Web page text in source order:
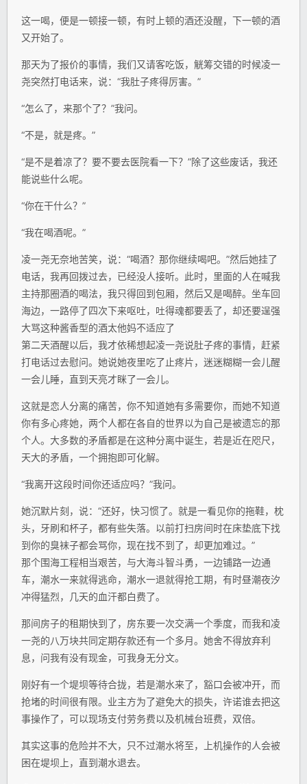
这一喝，便是一顿接一顿，有时上顿的酒还没醒，下一顿的酒
又开始了。
那天为了报价的事情，我们又请客吃饭，觥筹交错的时候凌一
尧突然打电话来，说：“我肚子疼得厉害。”
“怎么了，来那个了？”我问。
“不是，就是疼。”
“是不是着凉了？要不要去医院看一下？”除了这些废话，我还
能说些什么呢。
“你在干什么？”
“我在喝酒呢。”
凌一尧无奈地苦笑，说：“喝酒？那你继续喝吧。”然后她挂了
电话，我再回拨过去，已经没人接听。此时，里面的人在喊我
主持那圈酒的喝法，我只得回到包厢，然后又是喝醉。坐车回
海边，一路停了四次下来呕吐，吐得魂都要丢了，却还要逞强
大骂这种酱香型的酒太他妈不适应了
第二天酒醒以后，我才依稀想起凌一尧说肚子疼的事情，赶紧
打电话过去慰问。她说她夜里吃了止疼片，迷迷糊糊一会儿醒
一会儿睡，直到天亮才眯了一会儿。
这就是恋人分离的痛苦，你不知道她有多需要你，而她不知道
你有多心疼她，两个人都在各自的世界以为自己是被遗忘的那
个人。大多数的矛盾都是在这种分离中诞生，若是近在咫尺，
天大的矛盾，一个拥抱即可化解。
“我离开这段时间你还适应吗？”我问。
她沉默片刻，说：“还好，快习惯了。就是一看见你的拖鞋，枕
头，牙刷和杯子，都有些失落。以前打扫房间时在床垫底下找
到你的臭袜子都会骂你，现在找不到了，却更加难过。”
那个围海工程相当艰苦，与大海斗智斗勇，一边铺路一边通
车，潮水一来就得逃命，潮水一退就得抢工期，有时昼潮夜汐
冲得猛烈，几天的血汗都白费了。
那间房子的租期快到了，房东要一次交满一个季度，而我和凌
一尧的八万块共同定期存款还有一个多月。她舍不得放弃利
息，问我有没有现金，可我身无分文。
刚好有一个堤坝等待合拢，若是潮水来了，豁口会被冲开，而
抢堵的时间很有限。业主方为了避免大的损失，许诺谁去把这
事操作了，可以现场支付劳务费以及机械台班费，双倍。
其实这事的危险并不大，只不过潮水将至，上机操作的人会被
困在堤坝上，直到潮水退去。